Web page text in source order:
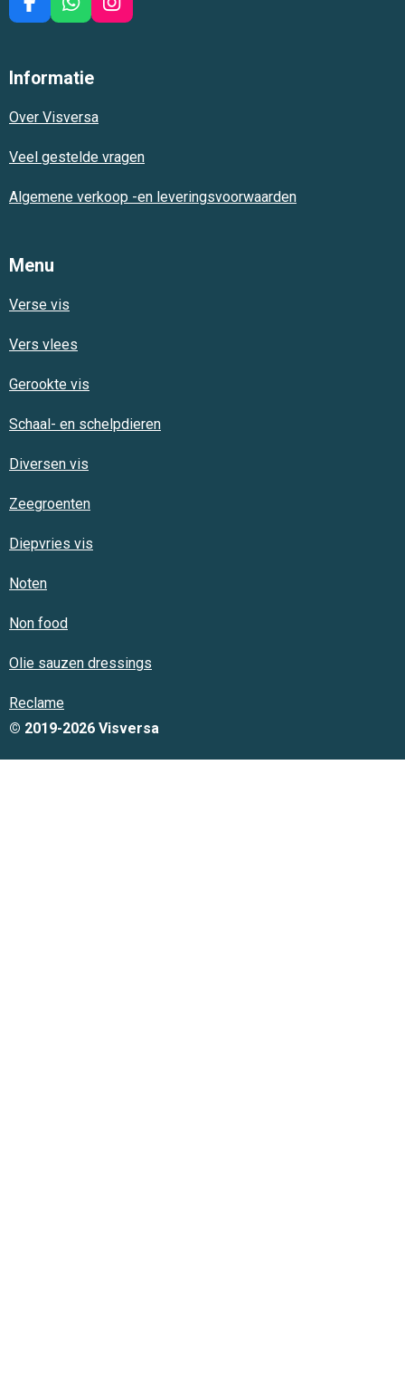
F
a
b
o
W
h
s
p
I
n
m
Informatie
Over Visversa
Veel gestelde vragen
Algemene verkoop -en leveringsvoorwaarden
Menu
Verse vis
Vers vlees
Gerookte vis
Schaal- en schelpdieren
Diversen vis
Zeegroenten
Diepvries vis
Noten
Non food
Olie sauzen dressings
Reclame
© 2019-2026 Visversa